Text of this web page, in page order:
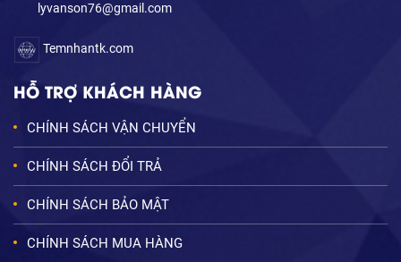
lyvanson76@gmail.com
Temnhantk.com
HỖ TRỢ KHÁCH HÀNG
CHÍNH SÁCH VẬN CHUYỂN
CHÍNH SÁCH ĐỔI TRẢ
CHÍNH SÁCH BẢO MẬT
CHÍNH SÁCH MUA HÀNG